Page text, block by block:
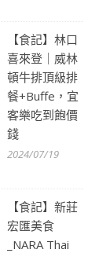
【食記】林口
喜來登｜威林
頓牛排頂級排
餐+Buffe，宜
客樂吃到飽價
錢
2024/07/19
【食記】新莊
宏匯美食
_NARA Thai